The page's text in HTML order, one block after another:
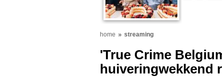
home streaming
'True Crime
huiveringwekkend